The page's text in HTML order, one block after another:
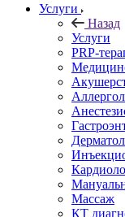
Услуги
Назад
Услуги
PRP-
Массаж
КТ